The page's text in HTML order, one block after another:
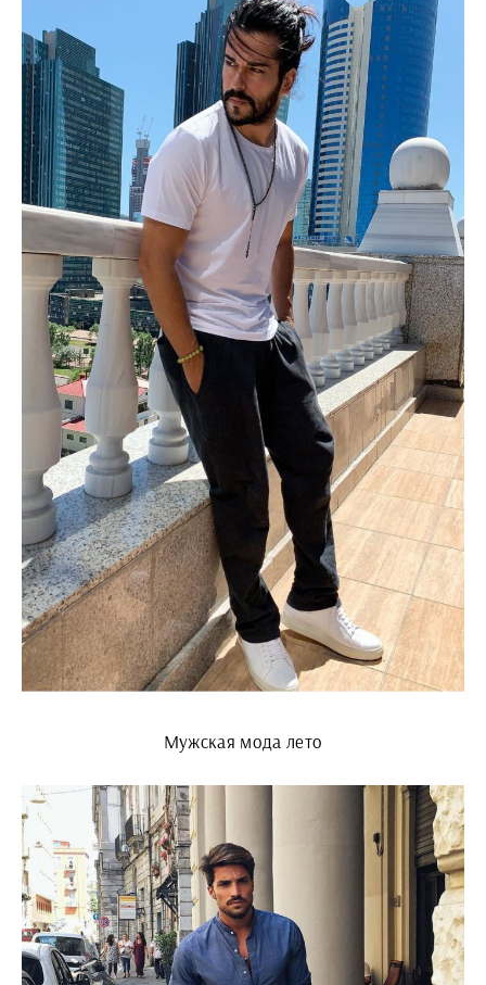
Мужская мода лето